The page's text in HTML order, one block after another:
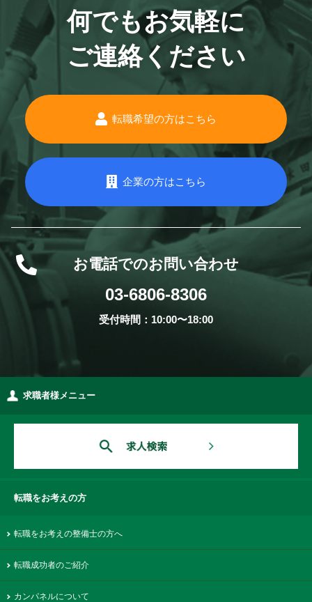
何でもお気軽に
ご連絡ください
転職希望の方はこちら
企業の方はこちら
お電話でのお問い合わせ
03-6806-8306
受付時間：10:00〜18:00
求職者様メニュー
転職をお考えの方
転職をお考えの整備士の方へ
転職成功者のご紹介
カンパネルについて